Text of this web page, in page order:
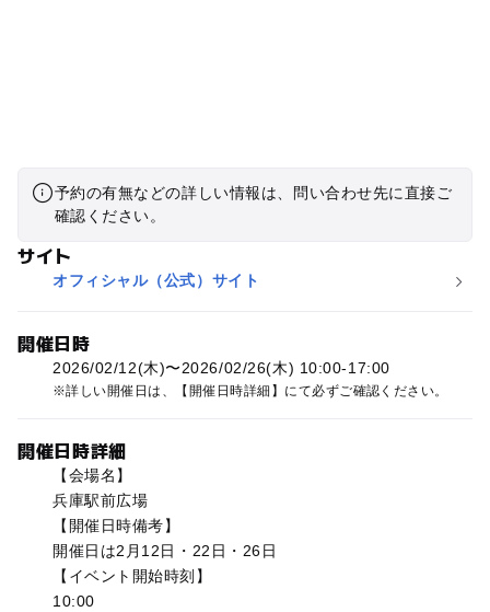
予約の有無などの詳しい情報は、問い合わせ先に直接ご
確認ください。
サイト
オフィシャル（公式）サイト
開催日時
2026/02/12(木)〜2026/02/26(木) 10:00-17:00
詳しい開催日は、【開催日時詳細】にて必ずご確認ください。
開催日時詳細
【会場名】
兵庫駅前広場
【開催日時備考】
開催日は2月12日・22日・26日
【イベント開始時刻】
10:00